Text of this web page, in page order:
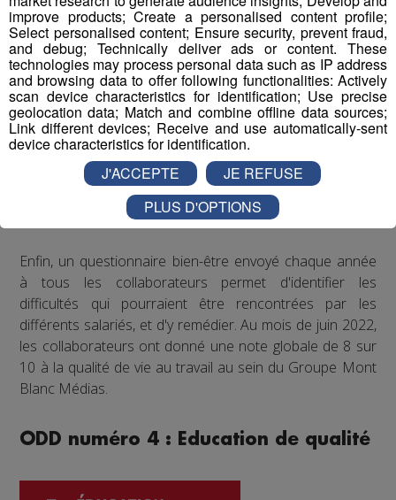
Concernant le bien-être au travail, le Groupe Mont Blanc
Médias organise depuis plusieurs années des
séminaires d’entreprise qui permettent à ses
collaborateurs de partager des moments conviviaux qui
sortent du cadre formel du travail. De plus, il est
régulièrement proposé aux salariés de participer à des
événements festifs (rencontres sportives avec les clubs
partenaires comme les Pionniers de Chamonix ou le FC
Annecy, festivals de musique...) qui accroissent la
cohésion d'équipe et renforcent les liens entre
Enfin, un questionnaire bien-être envoyé chaque année
à tous les collaborateurs permet d'identifier les
difficultés qui pourraient être rencontrées par les
différents salariés, et d'y remédier. Au mois de juin 2022,
les collaborateurs ont donné une note globale de 8 sur
10 à la qualité de vie au travail au sein du Groupe Mont
Blanc Médias.
ODD numéro 4 : Education de qualité
improve products; Create a personalised content profile;
Select personalised content; Ensure security, prevent fraud,
and debug; Technically deliver ads or content. These
technologies may process personal data such as IP address
and browsing data to offer following functionalities: Actively
scan device characteristics for identification; Use precise
geolocation data; Match and combine offline data sources;
Link different devices; Receive and use automatically-sent
device characteristics for identification.
J'ACCEPTE
JE REFUSE
PLUS D'OPTIONS